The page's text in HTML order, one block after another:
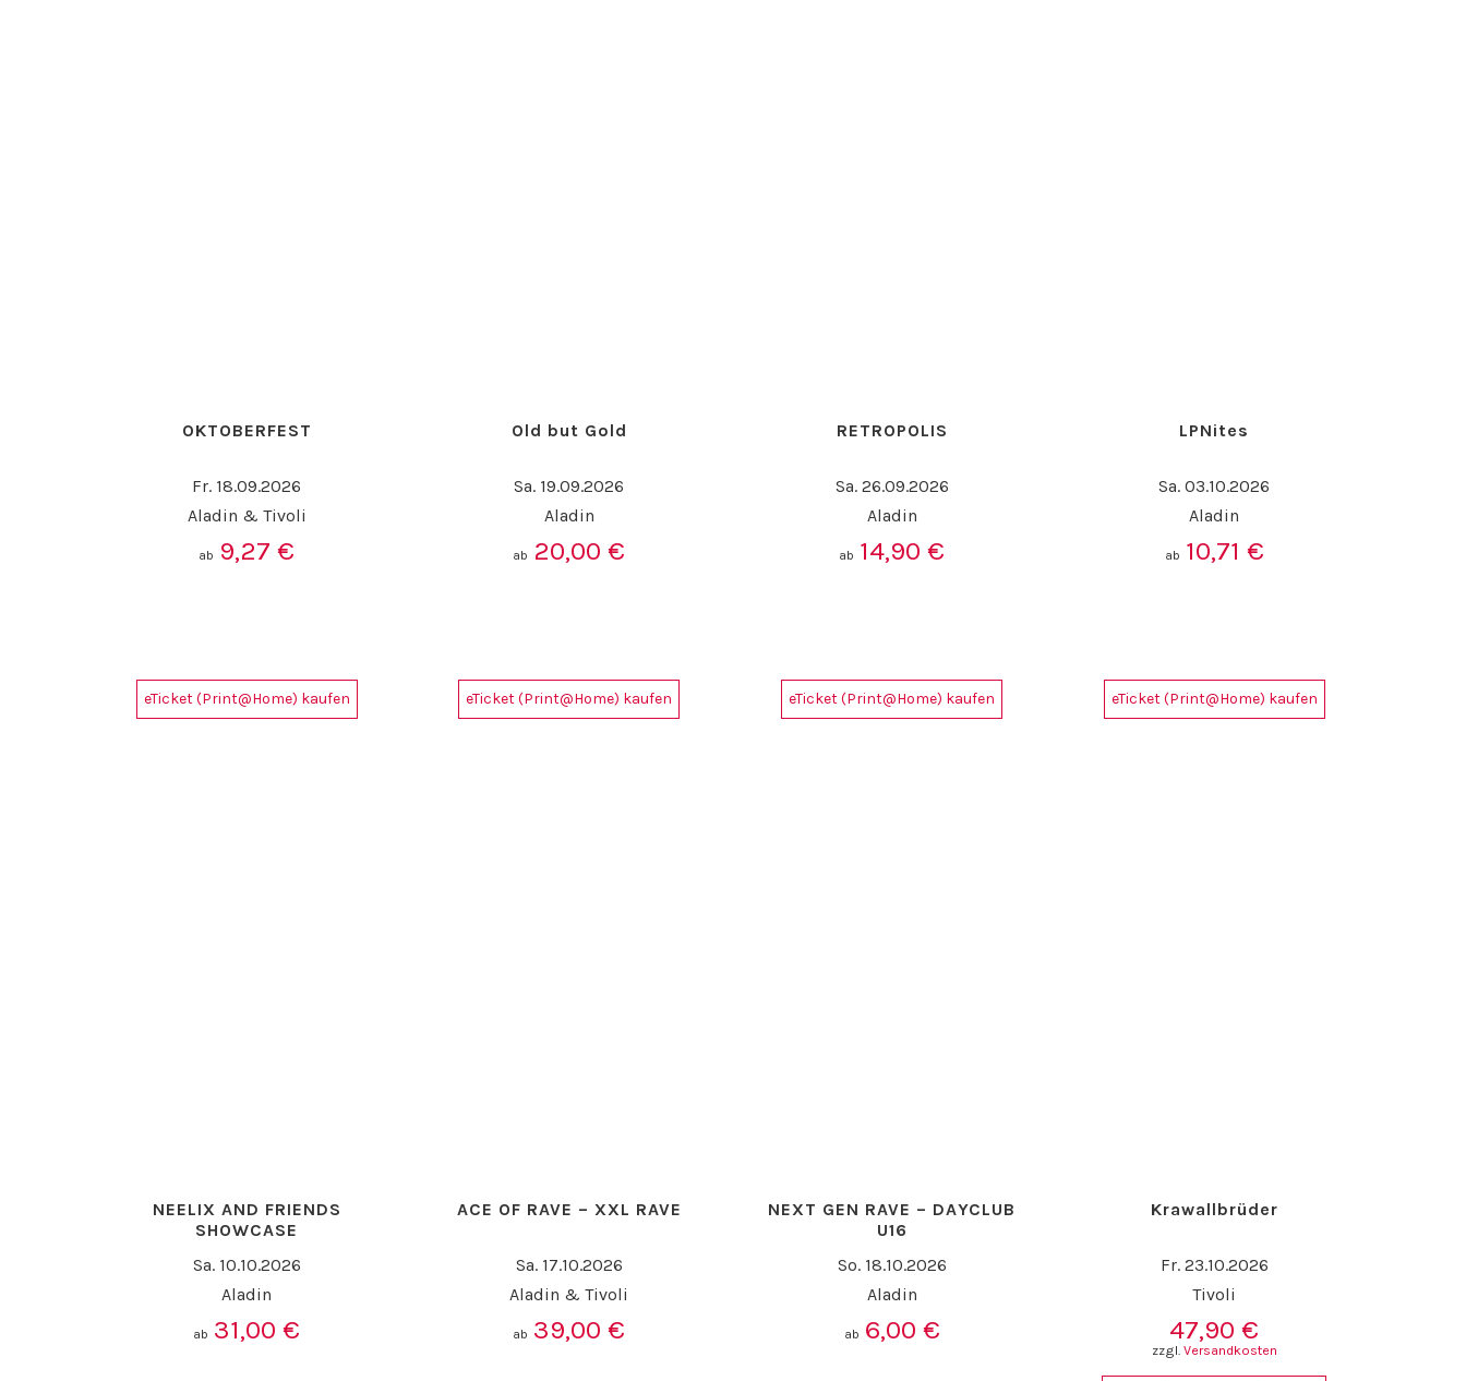
OKTOBERFEST
Fr. 18.09.2026
Aladin & Tivoli
ab 9,27€
eTicket (Print@Home) kaufen
Old but Gold
Sa. 19.09.2026
Aladin
ab 20,00€
eTicket (Print@Home) kaufen
RETROPOLIS
Sa. 26.09.2026
Aladin
ab 14,90€
eTicket (Print@Home) kaufen
LPNites
Sa. 03.10.2026
Aladin
ab 10,71 €
eTicket (Print@Home) kaufen
NEELIX AND FRIENDS
SHOWCASE
Sa. 10.10.2026
Aladin
ab 31,00€
ACE OF RAVE – XXL RAVE
Sa. 17.10.2026
Aladin & Tivoli
ab 39,00€
NEXT GEN RAVE – DAYCLUB
U16
So. 18.10.2026
Aladin
ab 6,00 €
Krawallbrüder
Fr. 23.10.2026
Tivoli
47,90€
zzgl. Versandkosten